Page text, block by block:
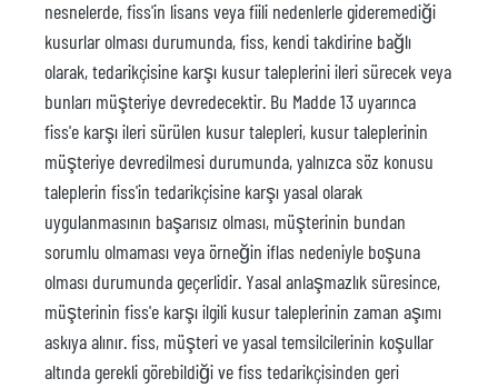
nesnelerde, fiss'in lisans veya fiili nedenlerle gideremediği
kusurlar olması durumunda, fiss, kendi takdirine bağlı
olarak, tedarikçisine karşı kusur taleplerini ileri sürecek veya
bunları müşteriye devredecektir. Bu Madde 13 uyarınca
fiss'e karşı ileri sürülen kusur talepleri, kusur taleplerinin
müşteriye devredilmesi durumunda, yalnızca söz konusu
taleplerin fiss'in tedarikçisine karşı yasal olarak
uygulanmasının başarısız olması, müşterinin bundan
sorumlu olmaması veya örneğin iflas nedeniyle boşuna
olması durumunda geçerlidir. Yasal anlaşmazlık süresince,
müşterinin fiss'e karşı ilgili kusur taleplerinin zaman aşımı
askıya alınır. fiss, müşteri ve yasal temsilcilerinin koşullar
altında gerekli görebildiği ve fiss tedarikçisinden geri